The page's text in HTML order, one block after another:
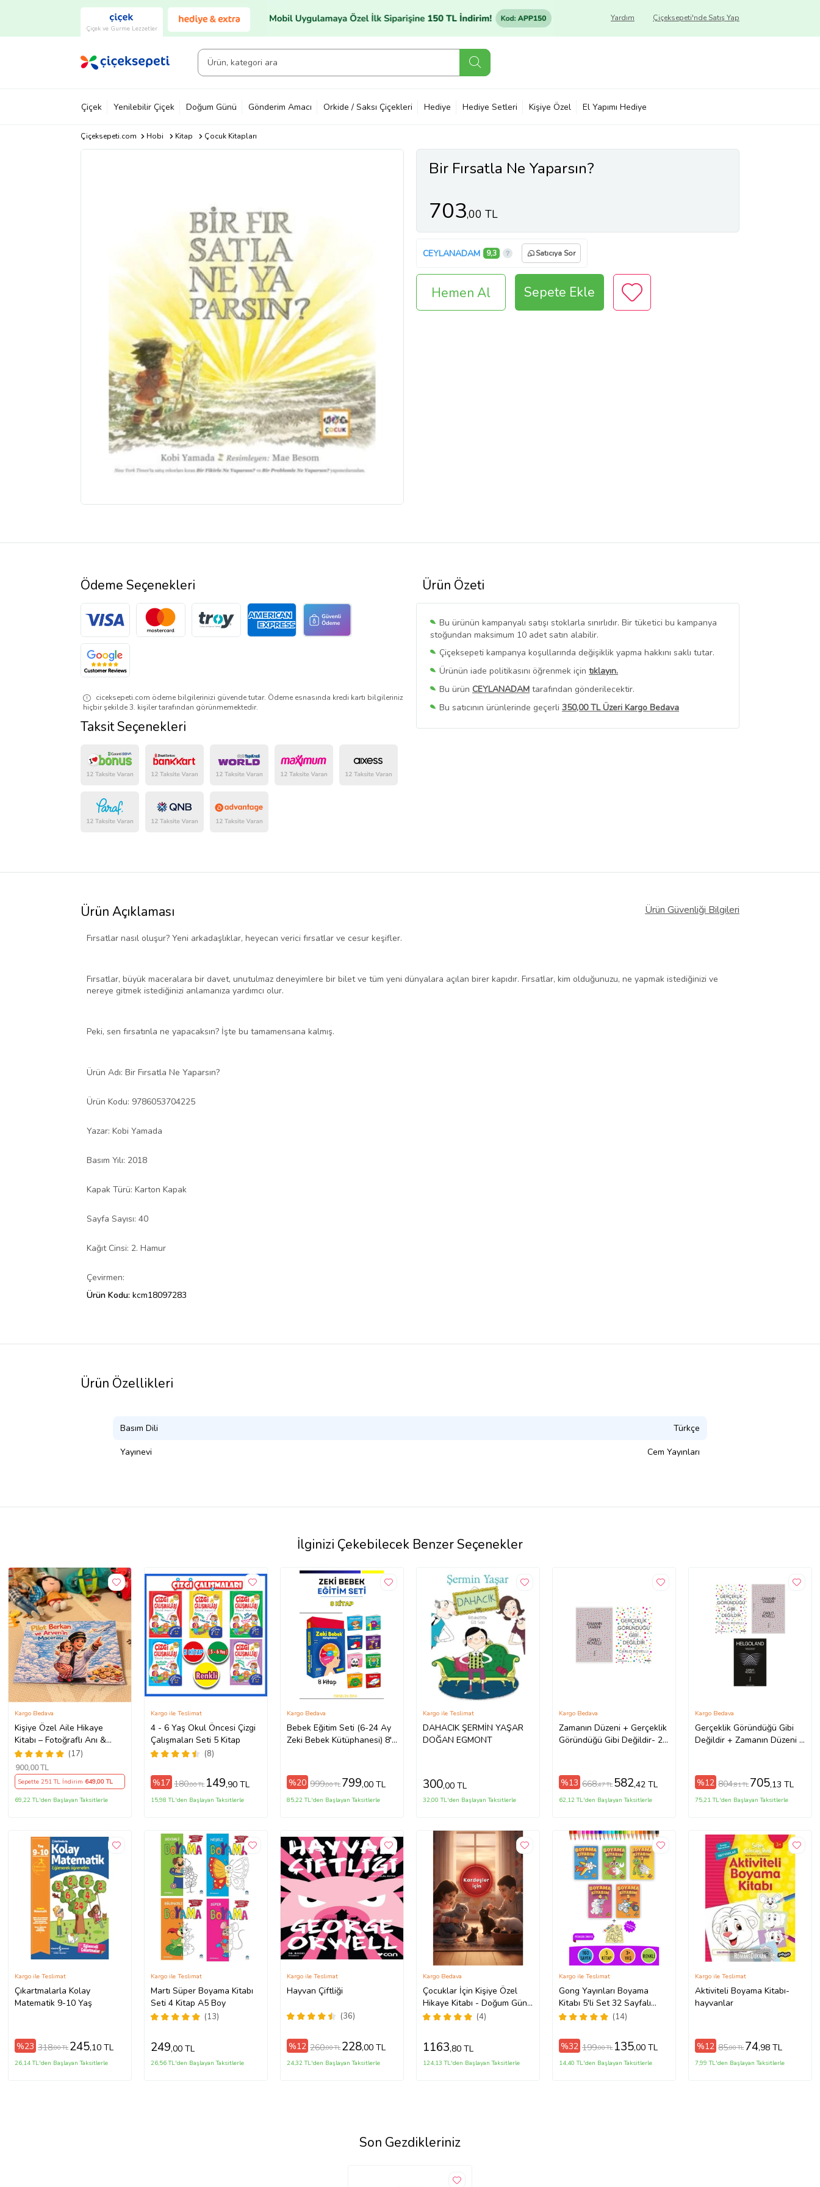
Çiçek ve Gurme Lezzetler
Çiçeksepeti'nde Satış Yap
Yardım
Çiçek Yenilebilir Çiçek Doğum Günü Gönderim Amacı Orkide / Saksı Çiçekleri Hediye Hediye Setleri Kişiye Özel El Yapımı Hediye
Çiçeksepeti.com Hobi Kitap Çocuk Kitapları
Bir Fırsatla Ne Yaparsın?
703,00 TL
CEYLANADAM 9,3 Satıcıya Sor
Hemen Al Sepete Ekle
Ürün Özeti
Bu ürünün kampanyalı satışı stoklarla sınırlıdır. Bir tüketici bu kampanya
stoğundan maksimum 10 adet satın alabilir.
Çiçeksepeti kampanya koşullarında değişiklik yapma hakkını saklı tutar.
Ürünün iade politikasını öğrenmek için tıklayın.
Bu ürün CEYLANADAM tarafından gönderilecektir.
Bu satıcının ürünlerinde geçerli 350,00 TL Üzeri Kargo Bedava
Bu SatıcınınTüm Ürünlerini Görüntüle
Ödeme Seçenekleri
ciceksepeti.com ödeme bilgilerinizi güvende tutar. Ödeme esnasında kredi kartı bilgileriniz
hiçbir şekilde 3. kişiler tarafından görünmemektedir.
Taksit Seçenekleri
Ürün Açıklaması Ürün Güvenliği Bilgileri
Fırsatlar nasıl oluşur? Yeni arkadaşlıklar, heyecan verici fırsatlar ve cesur keşifler.
Fırsatlar, büyük maceralara bir davet, unutulmaz deneyimlere bir bilet ve tüm yeni dünyalara açılan birer kapıdır. Fırsatlar, kim olduğunuzu, ne yapmak istediğinizi ve
nereye gitmek istediğinizi anlamanıza yardımcı olur.
Peki, sen fırsatınla ne yapacaksın? İşte bu tamamensana kalmış.
Ürün Adı: Bir Fırsatla Ne Yaparsın?
Ürün Kodu: 9786053704225
Yazar: Kobi Yamada
Basım Yılı: 2018
Kapak Türü: Karton Kapak
Sayfa Sayısı: 40
Kağıt Cinsi: 2. Hamur
Çevirmen:
Ürün Kodu: kcm18097283
Ürün Özellikleri
Basım Dili Türkçe
Yayınevi Cem Yayınları
İlginizi Çekebilecek Benzer Seçenekler
Kişiye Özel Aile Hikaye
Kitabı – Fotoğraflı Anı &
Masal Kitabı
(17)
Kargo Bedava
900,00 TL
Sepette 251 TL İndirim 649,00 TL
69,22 TL'den Başlayan Taksitlerle
4 - 6 Yaş Okul Öncesi Çizgi
Çalışmaları Seti 5 Kitap
(8)
Kargo ile Teslimat
%17 180,00 TL 149,90 TL
15,98 TL'den Başlayan Taksitlerle
Bebek Eğitim Seti (6-24 Ay
Zeki Bebek Kütüphanesi) 8'li
Kargo Bedava
%20 999,00 TL 799,00 TL
85,22 TL'den Başlayan Taksitlerle
DAHACIK ŞERMİN YAŞAR
DOĞAN EGMONT
Kargo ile Teslimat
300,00 TL
32,00 TL'den Başlayan Taksitlerle
Zamanın Düzeni + Gerçeklik
Göründüğü Gibi Değildir- 2
Kargo Bedava
%13 668,47 TL 582,42 TL
62,12 TL'den Başlayan Taksitlerle
Gerçeklik Göründüğü Gibi
Değildir + Zamanın Düzeni +
Kargo Bedava
%12 804,81 TL 705,13 TL
75,21 TL'den Başlayan Taksitlerle
Çıkartmalarla Kolay
Matematik 9-10 Yaş
Kargo ile Teslimat
%23 318,00 TL 245,10 TL
26,14 TL'den Başlayan Taksitlerle
Martı Süper Boyama Kitabı
Seti 4 Kitap A5 Boy
(13)
Kargo ile Teslimat
249,00 TL
26,56 TL'den Başlayan Taksitlerle
Hayvan Çiftliği
(36)
Kargo ile Teslimat
%12 260,00 TL 228,00 TL
24,32 TL'den Başlayan Taksitlerle
Çocuklar İçin Kişiye Özel
Hikaye Kitabı - Doğum Günü
Hediyesi - Okuma Hediyesi
(4)
Kargo Bedava
1163,80 TL
124,13 TL'den Başlayan Taksitlerle
Gong Yayınları Boyama
Kitabı 5'li Set 32 Sayfalı
Toplam 160 Sayfa Kum
(14)
Kargo ile Teslimat
%32 199,00 TL 135,00 TL
14,40 TL'den Başlayan Taksitlerle
Aktiviteli Boyama Kitabı-
hayvanlar
Kargo ile Teslimat
%12 85,00 TL 74,98 TL
7,99 TL'den Başlayan Taksitlerle
Son Gezdikleriniz